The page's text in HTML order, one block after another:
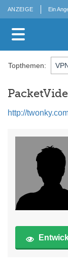
ANZEIGE Ein
Topthemen:
http://